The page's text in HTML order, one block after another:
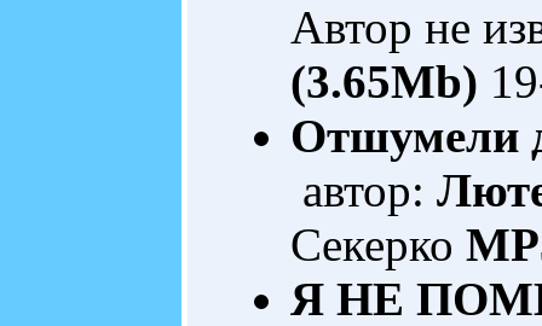
Автор не
(3.65Mb)
Отшумели
автор:
Секерко
Я НЕ